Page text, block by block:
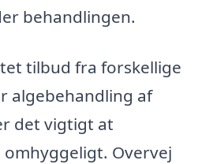
behandlingen.
tilbud fra forskellige
algebehandling af
det vigtigt at
Overvej